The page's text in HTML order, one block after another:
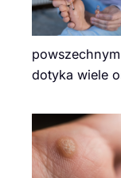
dotyka wiele